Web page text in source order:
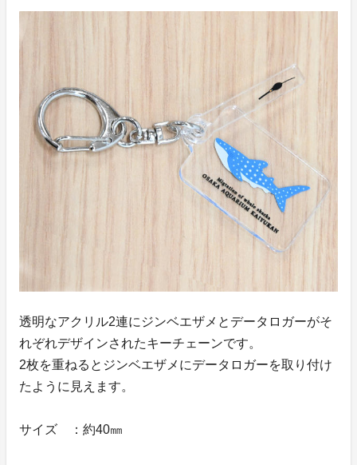
透明なアクリル2連にジンベエザメとデータロガーがそ
れぞれデザインされたキーチェーンです。
2枚を重ねるとジンベエザメにデータロガーを取り付け
たように見えます。
サイズ ：約40㎜